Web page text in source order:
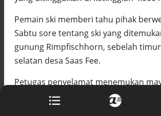
Pemain ski memberi tahu pihak
Sabtu sore tentang ski yang
gunung Rimpfischhorn, sebelah
selatan desa Saas Fee.
Petugas penyelamat menemukan
di dekat gletser Adlergletscher
melalui udara dan darat di daerah di
Mungkinkah duet
di Pilpres 2029?
Alinea.id - Politik
imbau masyarakat
Alinea.id - Peristiwa